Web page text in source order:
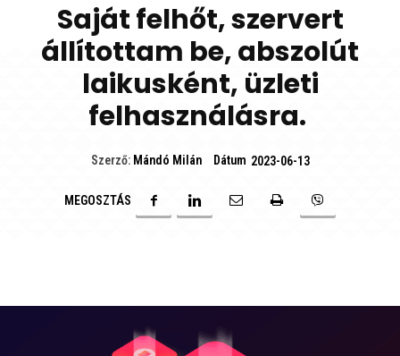
Saját felhőt, szervert
állítottam be, abszolút
laikusként, üzleti
felhasználásra.
Szerző: Mándó Milán Dátum 2023-06-13
MEGOSZTÁS